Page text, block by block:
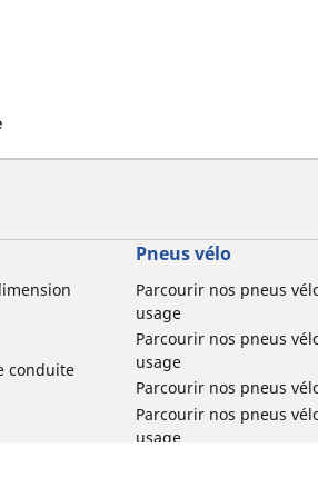
conduite
Pneus vélo
Parcourir nos pneus
usage
Parcourir nos pneus
usage
Parcourir nos pneus
Parcourir nos pneus
usage